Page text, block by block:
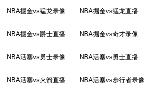
NBA掘金vs猛龙录像 NBA掘金vs猛龙直播
NBA掘金vs爵士直播 NBA掘金vs奇才录像
NBA活塞vs勇士录像 NBA活塞vs勇士直播
NBA活塞vs火箭直播 NBA活塞vs步行者录像